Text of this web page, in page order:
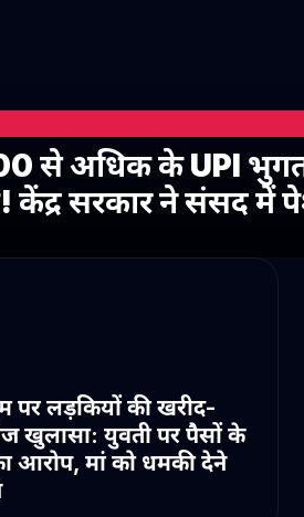
से अधिक के UPI
सरकार ने संसद में
पर लड़कियों की खरीद-
खुलासा: युवती पर पैसों के
आरोप, मां को धमकी देने